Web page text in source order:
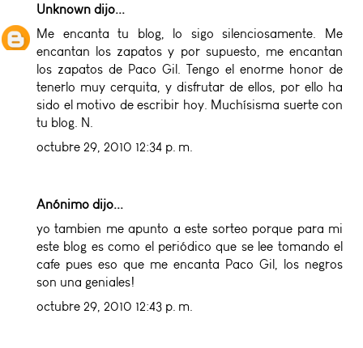
Unknown dijo...
Me encanta tu blog, lo sigo silenciosamente. Me
encantan los zapatos y por supuesto, me encantan
los zapatos de Paco Gil. Tengo el enorme honor de
tenerlo muy cerquita, y disfrutar de ellos, por ello ha
sido el motivo de escribir hoy. Muchísisma suerte con
tu blog. N.
octubre 29, 2010 12:34 p. m.
Anónimo dijo...
yo tambien me apunto a este sorteo porque para mi
este blog es como el periódico que se lee tomando el
cafe pues eso que me encanta Paco Gil, los negros
son una geniales!
octubre 29, 2010 12:43 p. m.